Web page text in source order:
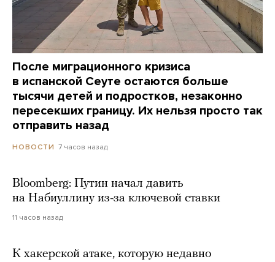
После миграционного кризиса
в испанской Сеуте остаются больше
тысячи детей и подростков, незаконно
пересекших границу. Их нельзя просто так
отправить назад
НОВОСТИ 7 часов назад
Bloomberg: Путин начал давить
на Набиуллину из-за ключевой ставки
11 часов назад
К хакерской атаке, которую недавно